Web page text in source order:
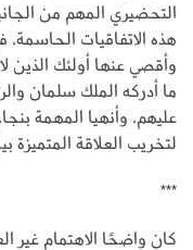
التحضيري المهم من
هذه الاتفاقيات
وأقصي عنها أولئك الذين
ما أدركه الملك سلمان
عليهم، وأنهيا المهمة
لتخريب العلاقة المتميزة
***
كان واضحًا الاهتمام غير